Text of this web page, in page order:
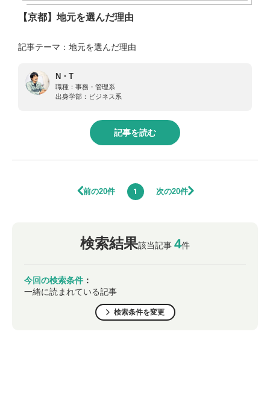
【京都】地元を選んだ理由
記事テーマ：地元を選んだ理由
N・T
職種： 事務・管理系
出身学部： ビジネス系
記事を読む
前の20件 1 次の20件
検索結果該当記事 4件
今回の検索条件 ：
一緒に読まれている記事
検索条件を変更